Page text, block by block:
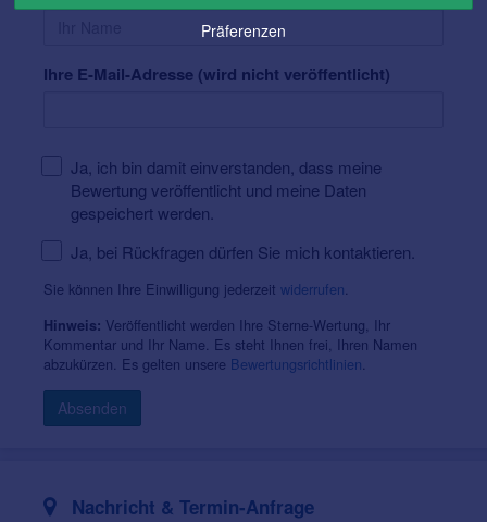
Ihre E-Mail-Adresse (wird nicht veröffentlicht)
Ja, ich bin damit einverstanden, dass meine
Bewertung veröffentlicht und meine Daten
gespeichert werden.
Ja, bei Rückfragen dürfen Sie mich kontaktieren.
Sie können Ihre Einwilligung jederzeit widerrufen.
Hinweis: Veröffentlicht werden Ihre Sterne-Wertung, Ihr
Kommentar und Ihr Name. Es steht Ihnen frei, Ihren Namen
abzukürzen. Es gelten unsere Bewertungsrichtlinien.
Absenden
Nachricht & Termin-Anfrage
Präferenzen